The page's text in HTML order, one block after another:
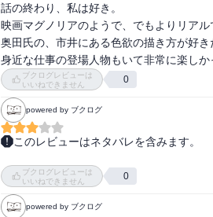
話の終わり、私は好き。
映画マグノリアのようで、でもよりリアル
奥田氏の、市井にある色欲の描き方が好き
身近な仕事の登場人物もいて非常に楽しか
ブクログレビューは
いいねできません
0
powered by ブクログ
このレビューはネタバレを含みます。
こういう類の話って最底辺から這いあが
望を持たせて終わるものが多い中、全員
だなあ。裕也の「這い上がれねえよなあ」
ブクログレビューは
いいねできません
0
powered by ブクログ